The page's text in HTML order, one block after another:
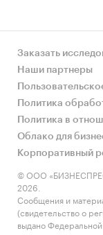
Заказать
Наши партнеры
Политика
Политика в
Облако для
Корпоративный
© ООО
2026.
Сообщения и
(свидетельство о
выдано